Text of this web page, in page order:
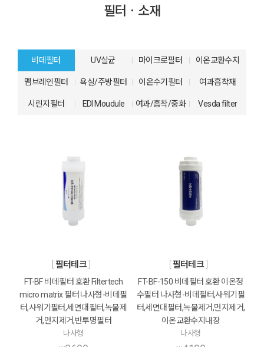
필터ㆍ소재
비데필터 UV살균 마이크로필터 이온교환수지
멤브레인필터 욕실/주방필터 이온수기필터 여과흡착재
시린지필터 EDI Moudule 여과/흡착/중화 Vesda filter
필터테크
FT-BF 비데필터 호환 Filtertech
micro matrix 필터 나사형-비데필
터,샤워기필터,세면대필터,녹물제
거,먼지제거,반투명필터
나사형
필터테크
FT-BF-150 비데필터 호환 이온정
수필터 나사형-비데필터,샤워기필
터,세면대필터,녹물제거,먼지제거,
이온교환수지내장
나사형